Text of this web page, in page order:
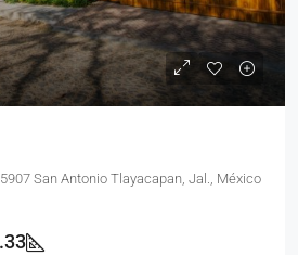
San Antonio Tlayacapan, Jal., México